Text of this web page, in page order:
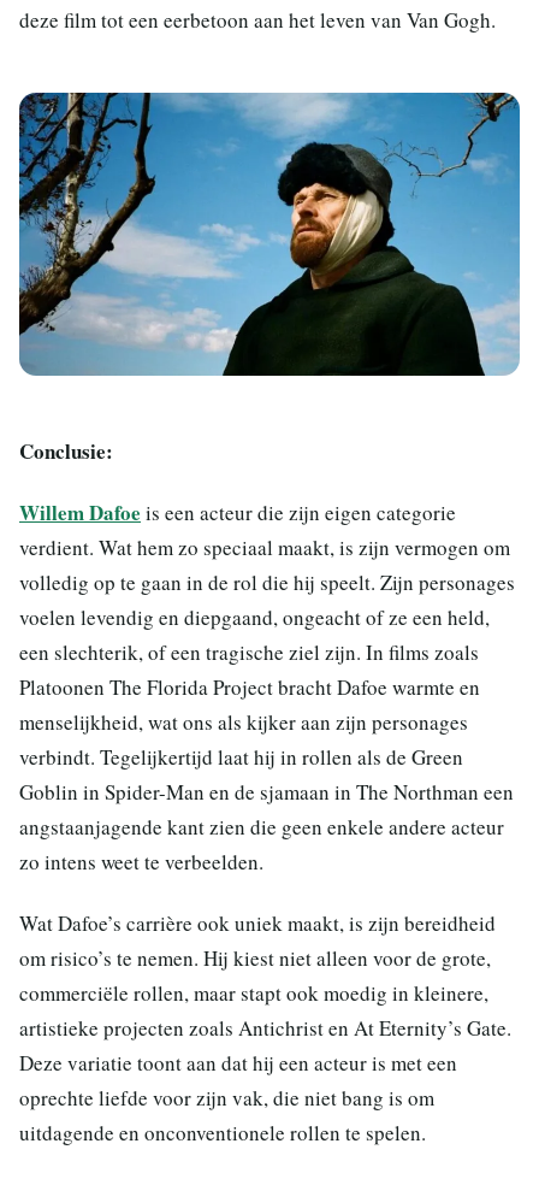
deze film tot een eerbetoon aan het leven van Van Gogh.
Conclusie:
Willem Dafoe is een acteur die zijn eigen categorie
verdient. Wat hem zo speciaal maakt, is zijn vermogen om
volledig op te gaan in de rol die hij speelt. Zijn personages
voelen levendig en diepgaand, ongeacht of ze een held,
een slechterik, of een tragische ziel zijn. In films zoals
Platoonen The Florida Project bracht Dafoe warmte en
menselijkheid, wat ons als kijker aan zijn personages
verbindt. Tegelijkertijd laat hij in rollen als de Green
Goblin in Spider-Man en de sjamaan in The Northman een
angstaanjagende kant zien die geen enkele andere acteur
zo intens weet te verbeelden.
Wat Dafoe’s carrière ook uniek maakt, is zijn bereidheid
om risico’s te nemen. Hij kiest niet alleen voor de grote,
commerciële rollen, maar stapt ook moedig in kleinere,
artistieke projecten zoals Antichrist en At Eternity’s Gate.
Deze variatie toont aan dat hij een acteur is met een
oprechte liefde voor zijn vak, die niet bang is om
uitdagende en onconventionele rollen te spelen.